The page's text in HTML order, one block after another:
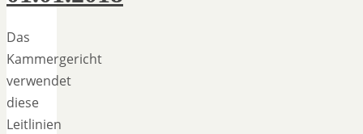
Das
Kammergericht
verwendet
diese
Leitlinien